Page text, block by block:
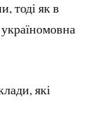
тоді як в
які